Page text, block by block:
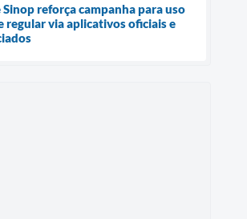
reforça campanha para uso
regular via aplicativos oficiais e